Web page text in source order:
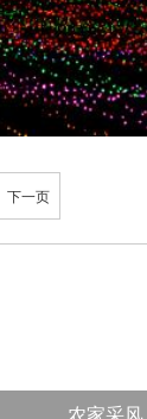
下一页